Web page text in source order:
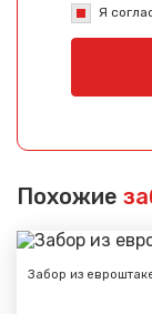
Я
Похожие
Забор из